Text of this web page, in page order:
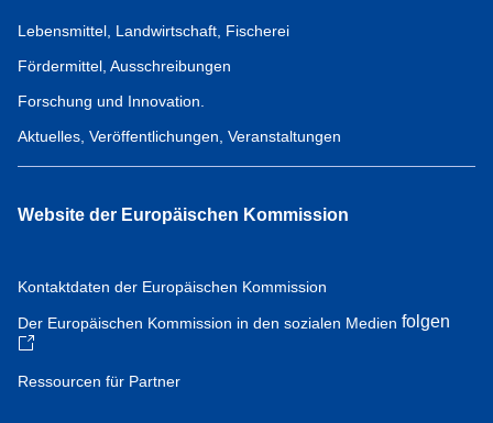
Lebensmittel, Landwirtschaft, Fischerei
Fördermittel, Ausschreibungen
Forschung und Innovation.
Aktuelles, Veröffentlichungen, Veranstaltungen
Website der Europäischen Kommission
Kontaktdaten der Europäischen Kommission
Der Europäischen Kommission in den sozialen Medien folgen
Ressourcen für Partner